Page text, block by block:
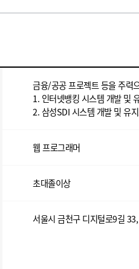
금융/공공 프로젝트 등을 주력
1. 인터넷뱅킹 시스템 개발 및
2. 삼성SDI 시스템 개발 및 유
웹 프로그래머
초대졸이상
서울시 금천구 디지털로9길